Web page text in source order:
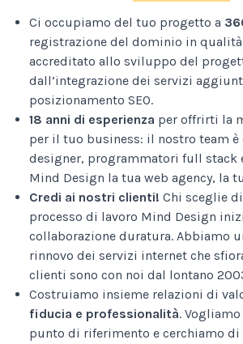
Ci occupiamo del tuo progetto a
registrazione del dominio in
accreditato allo sviluppo del
dall’integrazione dei servizi
posizionamento SEO.
18 anni di esperienza per offrirti la
per il tuo business: il nostro team è
designer, programmatori full stack
Mind Design la tua web agency, la
Credi ai nostri clienti! Chi sceglie
processo di lavoro Mind Design
collaborazione duratura. Abbiamo
rinnovo dei servizi internet che
clienti sono con noi dal lontano
Costruiamo insieme relazioni di
fiducia e professionalità.
punto di riferimento e cerchiamo di